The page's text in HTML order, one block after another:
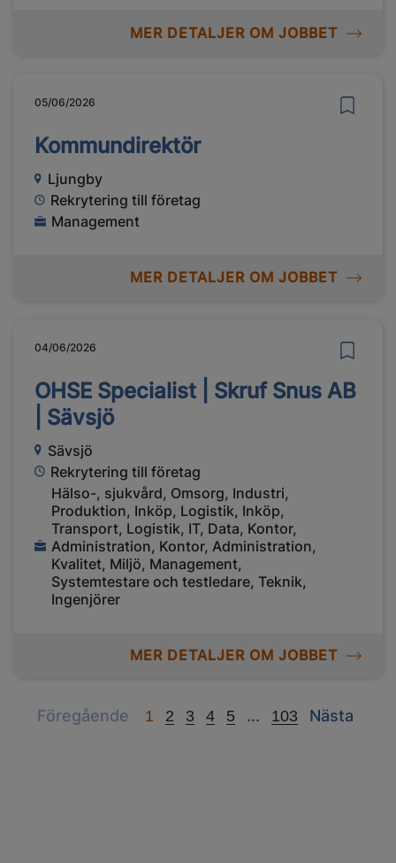
MER DETALJER OM JOBBET
05/06/2026
Kommundirektör
Ljungby
Rekrytering till företag
Management
MER DETALJER OM JOBBET
04/06/2026
OHSE Specialist | Skruf Snus AB
| Sävsjö
Sävsjö
Rekrytering till företag
Hälso-, sjukvård, Omsorg, Industri,
Produktion, Inköp, Logistik, Inköp,
Transport, Logistik, IT, Data, Kontor,
Administration, Kontor, Administration,
Kvalitet, Miljö, Management,
Systemtestare och testledare, Teknik,
Ingenjörer
MER DETALJER OM JOBBET
Föregående Previous
1 2 3 4 5 ...
Next103 Nästa
Next